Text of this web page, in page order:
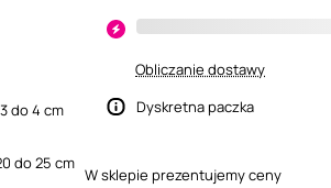
do 4 cm
do 25 cm
Obliczanie dostawy
Dyskretna paczka
W sklepie prezentujemy ceny